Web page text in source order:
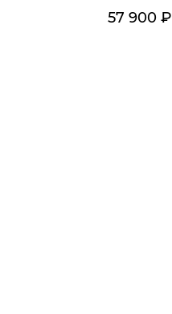
57 900 ₽